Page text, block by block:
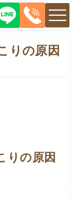
りの原因
りの原因